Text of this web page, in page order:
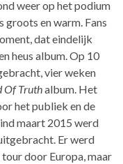
weer op het podium
groots en warm. Fans
dat eindelijk
heus album. Op 10
vier weken
Of Truthalbum. Het
het publiek en de
maart 2015 werd
Er werd
door Europa, maar